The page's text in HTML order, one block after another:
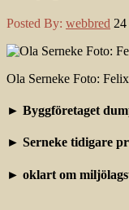
Posted By: webbred
Ola Serneke Foto:
► Byggföretaget
► Serneke tidigare
► oklart om